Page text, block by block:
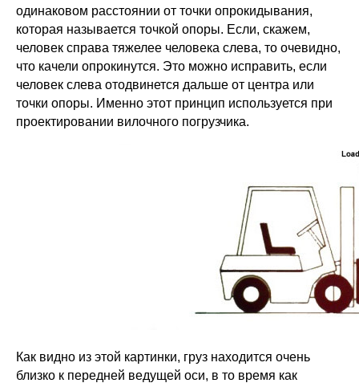
одинаковом расстоянии от точки опрокидывания,
которая называется точкой опоры. Если, скажем,
человек справа тяжелее человека слева, то очевидно,
что качели опрокинутся. Это можно исправить, если
человек слева отодвинется дальше от центра или
точки опоры. Именно этот принцип используется при
проектировании вилочного погрузчика.
Как видно из этой картинки, груз находится очень
близко к передней ведущей оси, в то время как